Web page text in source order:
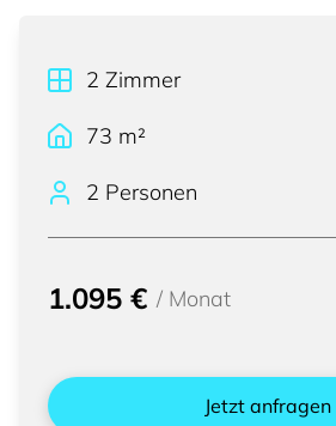
2 Zimmer
73 m²
2 Personen
1.095 € / Monat
Jetzt anfragen